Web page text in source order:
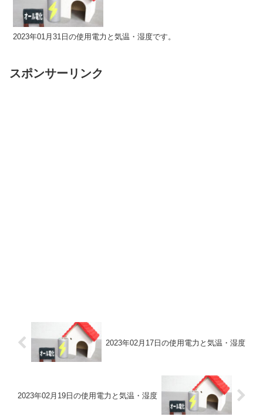
2023年01月31日の使用電力と気温・湿度です。
スポンサーリンク
2023年02月17日の使用電力と気温・湿度
2023年02月19日の使用電力と気温・湿度